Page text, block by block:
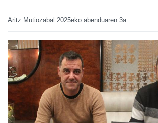
Aritz Mutiozabal 2025eko abenduaren 3a